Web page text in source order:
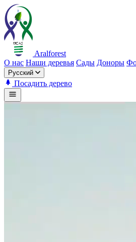
Aralforest
О нас Наши деревья Сады Доноры
Русский
Посадить дерево